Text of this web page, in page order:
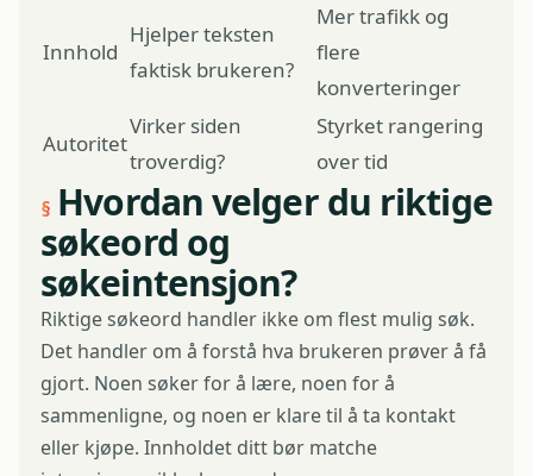
Innhold
Hjelper teksten
faktisk brukeren?
Mer trafikk og
flere
konverteringer
Autoritet
Virker siden
troverdig?
Styrket rangering
over tid
Hvordan velger du riktige
søkeord og
søkeintensjon?
Riktige søkeord handler ikke om flest mulig søk.
Det handler om å forstå hva brukeren prøver å få
gjort. Noen søker for å lære, noen for å
sammenligne, og noen er klare til å ta kontakt
eller kjøpe. Innholdet ditt bør matche